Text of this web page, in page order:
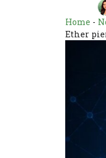
Home -
Ether